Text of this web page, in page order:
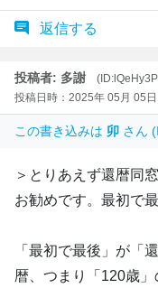
返信する
投稿者: 多謝
投稿日時：2025年 05月 05
この書き込みは 卯 さん
＞とりあえず還暦同
お勧めです。最初で最
「最初で最後」が「
暦、つまり「120歳